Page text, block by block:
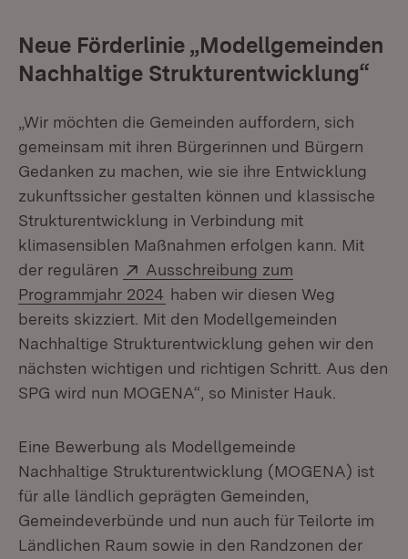
Neue Förderlinie „Modellgemeinden
Nachhaltige Strukturentwicklung“
„Wir möchten die Gemeinden auffordern, sich
gemeinsam mit ihren Bürgerinnen und Bürgern
Gedanken zu machen, wie sie ihre Entwicklung
zukunftssicher gestalten können und klassische
Strukturentwicklung in Verbindung mit
klimasensiblen Maßnahmen erfolgen kann. Mit
der regulären
Extern:
Ausschreibung zum
Programmjahr 2024 (Öffnet in neuem Fenster)
haben wir diesen Weg
bereits skizziert. Mit den Modellgemeinden
Nachhaltige Strukturentwicklung gehen wir den
nächsten wichtigen und richtigen Schritt. Aus den
SPG wird nun MOGENA“, so Minister Hauk.
Eine Bewerbung als Modellgemeinde
Nachhaltige Strukturentwicklung (MOGENA) ist
für alle ländlich geprägten Gemeinden,
Gemeindeverbünde und nun auch für Teilorte im
Ländlichen Raum sowie in den Randzonen der